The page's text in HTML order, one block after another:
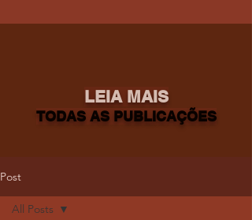
LEIA MAIS
TODAS AS PUBLICAÇÕES
Post
All Posts